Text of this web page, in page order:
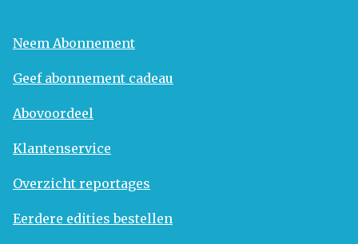
Neem Abonnement
Geef abonnement cadeau
Abovoordeel
Klantenservice
Overzicht reportages
Eerdere edities bestellen